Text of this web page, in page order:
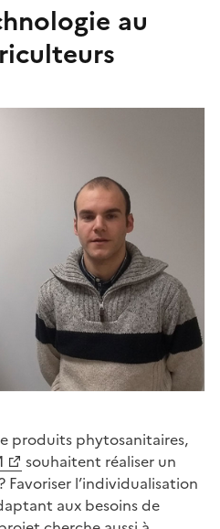
au
produits phytosanitaires,
souhaitent réaliser un
l’individualisation
aux besoins de